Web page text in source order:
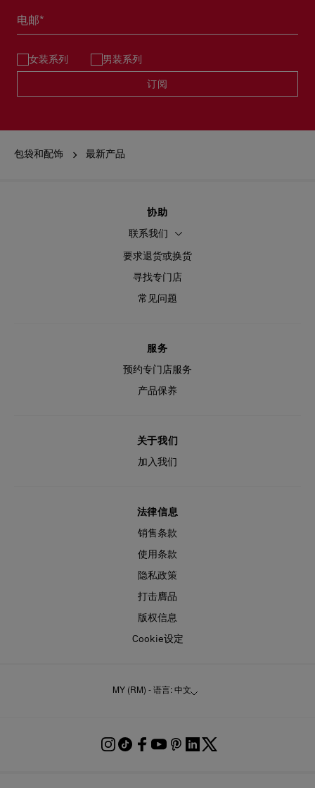
电邮*
女装系列 男装系列
订阅
包袋和配饰 最新产品
协助
联系我们
要求退货或换货
寻找专门店
常见问题
服务
预约专门店服务
产品保养
关于我们
加入我们
法律信息
销售条款
使用条款
隐私政策
打击膺品
版权信息
Cookie设定
MY (RM) - 语言: 中文